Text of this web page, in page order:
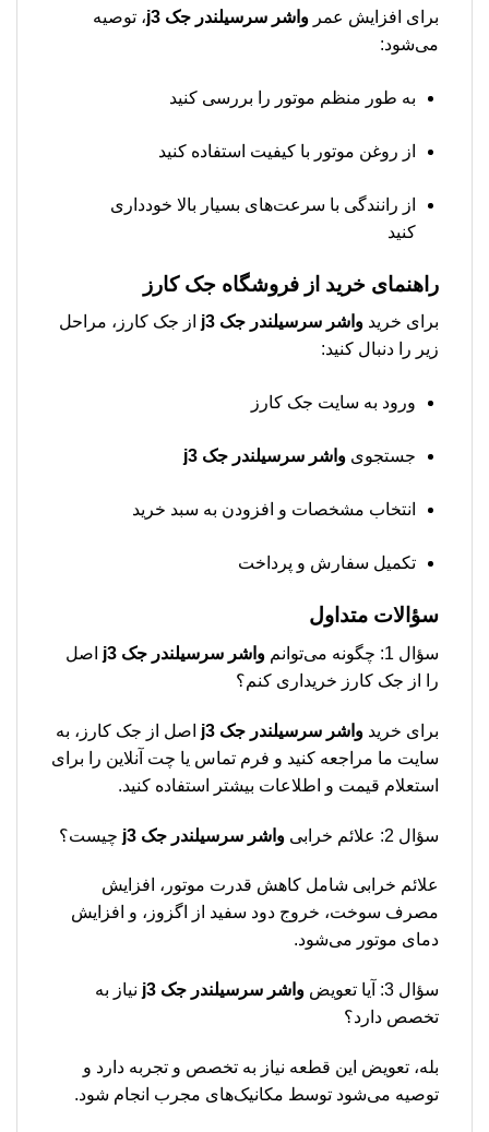
برای افزایش عمر واشر سرسیلندر جک j3
، توصیه
می‌شود:
به طور منظم موتور را بررسی کنید
از روغن موتور با کیفیت استفاده کنید
از رانندگی با سرعت‌های بسیار بالا خودداری
کنید
راهنمای خرید از فروشگاه جک کارز
برای خرید واشر سرسیلندر جک j3
از جک کارز، مراحل
زیر را دنبال کنید:
ورود به سایت جک کارز
جستجوی واشر سرسیلندر جک j3
انتخاب مشخصات و افزودن به سبد خرید
تکمیل سفارش و پرداخت
سؤالات متداول
سؤال 1: چگونه می‌توانم واشر سرسیلندر جک j3
اصل
را از جک کارز خریداری کنم؟
برای خرید واشر سرسیلندر جک j3
اصل از جک کارز، به
سایت ما مراجعه کنید و فرم تماس یا چت آنلاین را برای
استعلام قیمت و اطلاعات بیشتر استفاده کنید.
سؤال 2: علائم خرابی واشر سرسیلندر جک j3 چیست؟
علائم خرابی شامل کاهش قدرت موتور، افزایش
مصرف سوخت، خروج دود سفید از اگزوز، و افزایش
دمای موتور می‌شود.
سؤال 3: آیا تعویض واشر سرسیلندر جک j3
نیاز به
تخصص دارد؟
بله، تعویض این قطعه نیاز به تخصص و تجربه دارد و
توصیه می‌شود توسط مکانیک‌های مجرب انجام شود.